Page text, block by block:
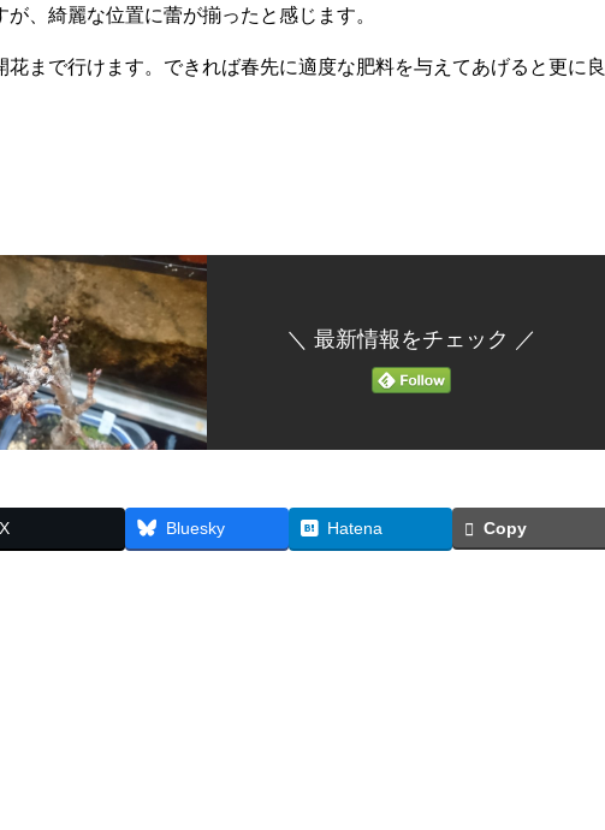
、綺麗な位置に蕾が揃ったと感じます。
花まで行けます。できれば春先に適度な肥料を与えてあげると更に良
＼ 最新情報をチェック ／
X Bluesky Hatena Copy